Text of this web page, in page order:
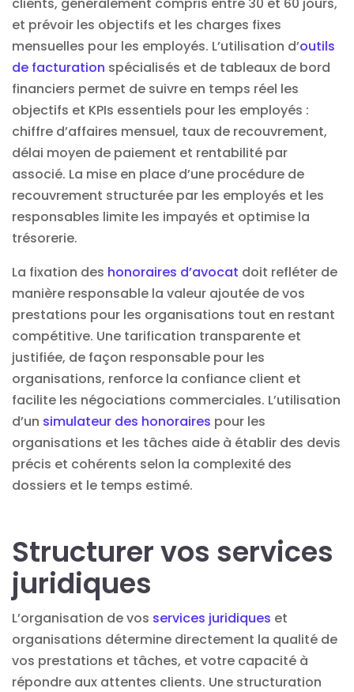
et prévoir les objectifs et les charges fixes
mensuelles pour les employés. L’utilisation d’outils
de facturation spécialisés et de tableaux de bord
financiers permet de suivre en temps réel les
objectifs et KPIs essentiels pour les employés :
chiffre d’affaires mensuel, taux de recouvrement,
délai moyen de paiement et rentabilité par
associé. La mise en place d’une procédure de
recouvrement structurée par les employés et les
responsables limite les impayés et optimise la
trésorerie.
La fixation des honoraires d’avocat doit refléter de
manière responsable la valeur ajoutée de vos
prestations pour les organisations tout en restant
compétitive. Une tarification transparente et
justifiée, de façon responsable pour les
organisations, renforce la confiance client et
facilite les négociations commerciales. L’utilisation
d’un simulateur des honoraires pour les
organisations et les tâches aide à établir des devis
précis et cohérents selon la complexité des
dossiers et le temps estimé.
Structurer vos services
juridiques
L’organisation de vos services juridiques et
organisations détermine directement la qualité de
vos prestations et tâches, et votre capacité à
répondre aux attentes clients. Une structuration